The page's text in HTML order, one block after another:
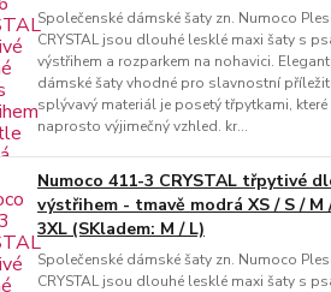
Společenské dámské šaty zn. Numoco
CRYSTAL jsou dlouhé lesklé maxi šaty s
výstřihem a rozparkem na nohavici.
dámské šaty vhodné pro slavnostní
splývavý materiál je posetý třpytkami,
naprosto výjimečný vzhled. kr...
Numoco 411-3 CRYSTAL třpytivé
výstřihem - tmavě modrá XS / S / M
3XL (SKladem: M / L)
Společenské dámské šaty zn. Numoco
CRYSTAL jsou dlouhé lesklé maxi šaty s